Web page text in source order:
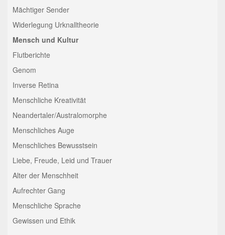
Mächtiger Sender
Widerlegung Urknalltheorie
Mensch und Kultur
Flutberichte
Genom
Inverse Retina
Menschliche Kreativität
Neandertaler/Australomorphe
Menschliches Auge
Menschliches Bewusstsein
Liebe, Freude, Leid und Trauer
Alter der Menschheit
Aufrechter Gang
Menschliche Sprache
Gewissen und Ethik